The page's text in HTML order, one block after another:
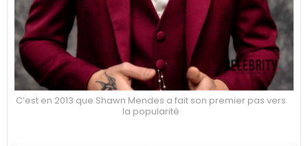
C’est en 2013 que Shawn Mendes a fait son premier pas vers
la popularité